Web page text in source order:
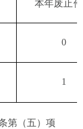
本年废止
0
1
第 （五）项